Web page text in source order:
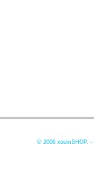
© 2006 xoomSHOP. -